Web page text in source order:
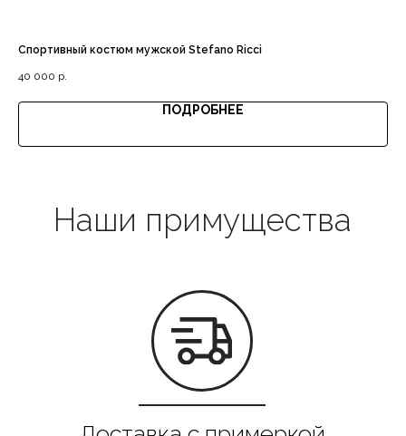
Спортивный костюм мужской Stefano Ricci
40 000 р.
ПОДРОБНЕЕ
Выгодная цена
Все в наличии